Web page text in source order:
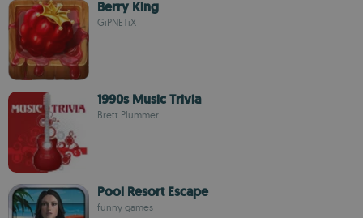
Berry King
GiPNETiX
1990s Music Trivia
Brett Plummer
Pool Resort Escape
funny games